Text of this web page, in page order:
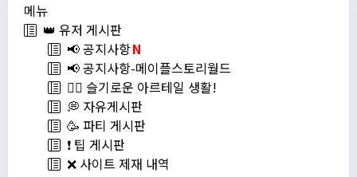
메뉴
👑 유저 게시판
📢 공지사항N
📢 공지사항-메이플스토리월드
💁‍♂ 슬기로운 아르테일 생활!
💭 자유게시판
🥳 파티 게시판
❗️ 팁 게시판
❌ 사이트 제재 내역